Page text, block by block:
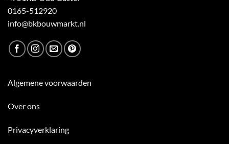
0165-512920
info@bkbouwmarkt.nl
Algemene voorwaarden
Over ons
Privacyverklaring